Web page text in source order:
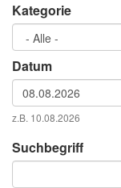
Kategorie
Datum
Datum
z.B. 10.08.2026
Datum
Suchbegriff